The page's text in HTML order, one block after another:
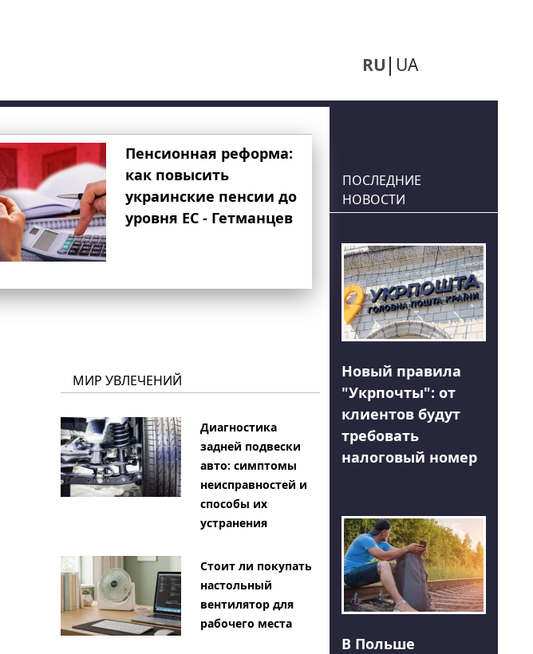
RU UA
Пенсионная реформа:
как повысить
украинские пенсии до
уровня ЕС - Гетманцев
МИР УВЛЕЧЕНИЙ
Диагностика
задней подвески
авто: симптомы
неисправностей и
способы их
устранения
Стоит ли покупать
настольный
вентилятор для
рабочего места
ПОСЛЕДНИЕ
НОВОСТИ
Новый правила
"Укрпочты": от
клиентов будут
требовать
налоговый номер
В Польше